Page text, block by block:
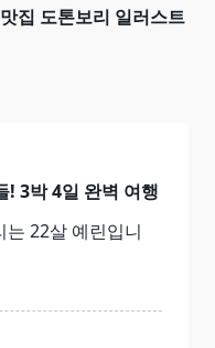
집 도톤보리 일러스트
! 3박 4일 완벽 여행
는 22살 예린입니